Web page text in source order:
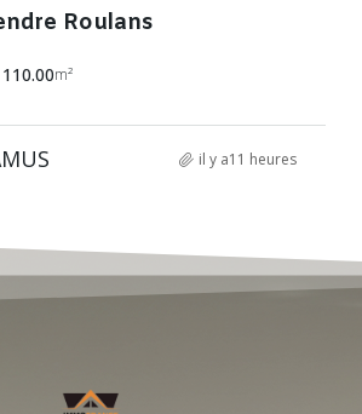
Roulans
110.00m²
il y a11 heures